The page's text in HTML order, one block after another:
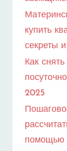
купить
секреты
Как
2025
помощью